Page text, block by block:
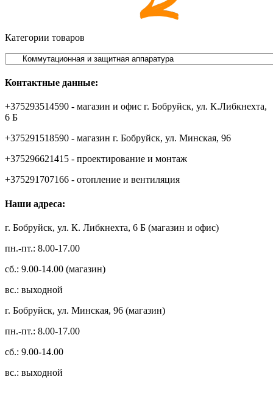
Категории товаров
Контактные данные:
+375293514590 - магазин и офис г. Бобруйск, ул. К.Либкнехта,
6 Б
+375291518590 - магазин г. Бобруйск, ул. Минская, 96
+375296621415 - проектирование и монтаж
+375291707166 - отопление и вентиляция
Наши адреса:
г. Бобруйск, ул. К. Либкнехта, 6 Б (магазин и офис)
пн.-пт.: 8.00-17.00
сб.: 9.00-14.00 (магазин)
вс.: выходной
г. Бобруйск, ул. Минская, 96 (магазин)
пн.-пт.: 8.00-17.00
сб.: 9.00-14.00
вс.: выходной